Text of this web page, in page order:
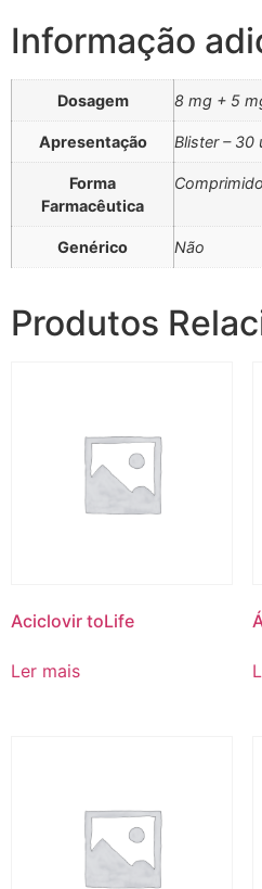
Informação
Dosagem 8 mg + 5
Apresentação Blister – 30
Forma
Farmacêutica
Comprimido
Genérico Não
Produtos
Aciclovir toLife
Ler mais